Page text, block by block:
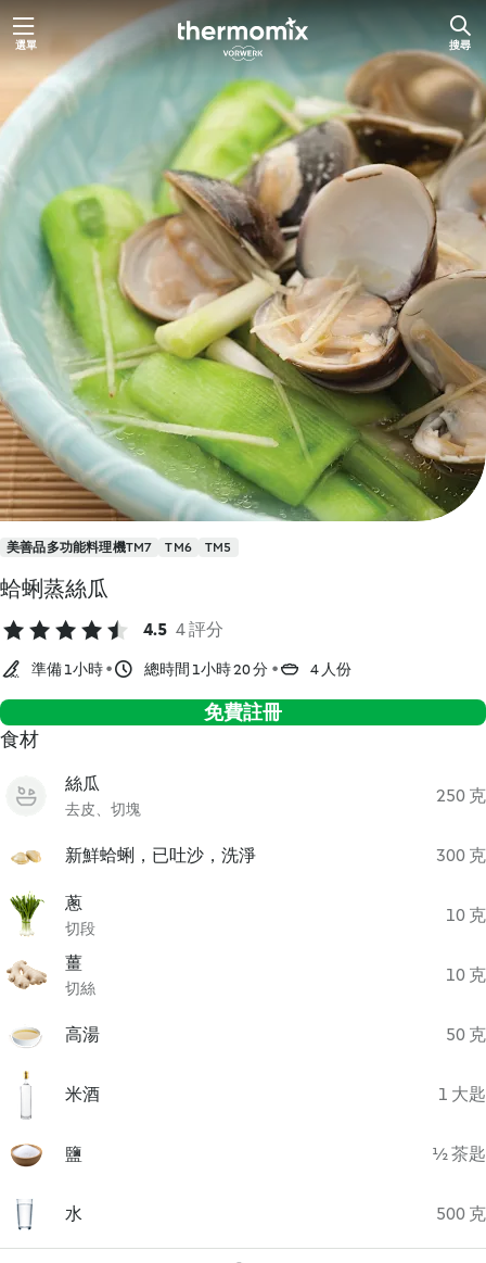
跳
至
內
容
選單 搜尋
美善品多功能料理機TM7 TM6 TM5
蛤蜊蒸絲瓜
4.5 4 評分
準備 1小時 總時間 1小時 20 分 4 人份
免費註冊
食材
絲瓜
去皮、切塊
250 克
新鮮蛤蜊，已吐沙，洗淨 300 克
蔥
切段
10 克
薑
切絲
10 克
高湯 50 克
米酒 1 大匙
鹽 ½ 茶匙
水 500 克